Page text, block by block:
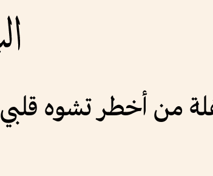
من أخطر تشوه قلبي